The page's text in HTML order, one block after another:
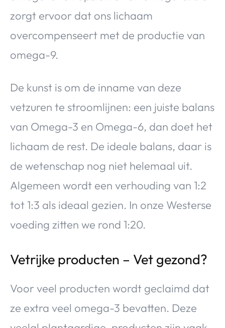
zorgt ervoor dat ons lichaam
overcompenseert met de productie van
omega-9.
De kunst is om de inname van deze
vetzuren te stroomlijnen: een juiste balans
van Omega-3 en Omega-6, dan doet het
lichaam de rest. De ideale balans, daar is
de wetenschap nog niet helemaal uit.
Algemeen wordt een verhouding van 1:2
tot 1:3 als ideaal gezien. In onze Westerse
voeding zitten we rond 1:20.
Vetrijke producten – Vet gezond?
Voor veel producten wordt geclaimd dat
ze extra veel omega-3 bevatten. Deze